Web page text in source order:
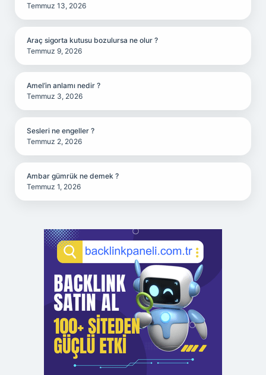
Temmuz 13, 2026
Araç sigorta kutusu bozulursa ne olur ?
Temmuz 9, 2026
Amel’in anlamı nedir ?
Temmuz 3, 2026
Sesleri ne engeller ?
Temmuz 2, 2026
Ambar gümrük ne demek ?
Temmuz 1, 2026